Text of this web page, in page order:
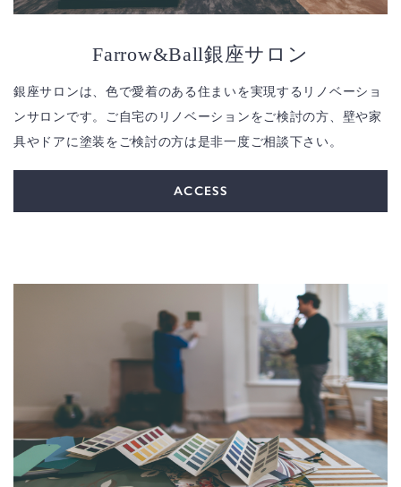
Farrow&Ball銀座サロン
銀座サロンは、色で愛着のある住まいを実現するリノベーショ
ンサロンです。ご自宅のリノベーションをご検討の方、壁や家
具やドアに塗装をご検討の方は是非一度ご相談下さい。
ACCESS